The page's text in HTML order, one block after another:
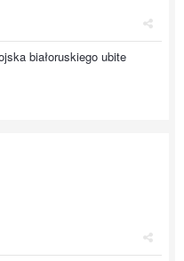
białoruskiego ubite